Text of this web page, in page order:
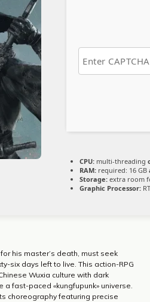
CPU: multi-threading
RAM: required: 16 GB
Storage: extra room
Graphic Processor:
his master’s death, must seek
six days left to live. This action-RPG
Wuxia culture with dark
fast-paced «kungfupunk» universe.
choreography featuring precise